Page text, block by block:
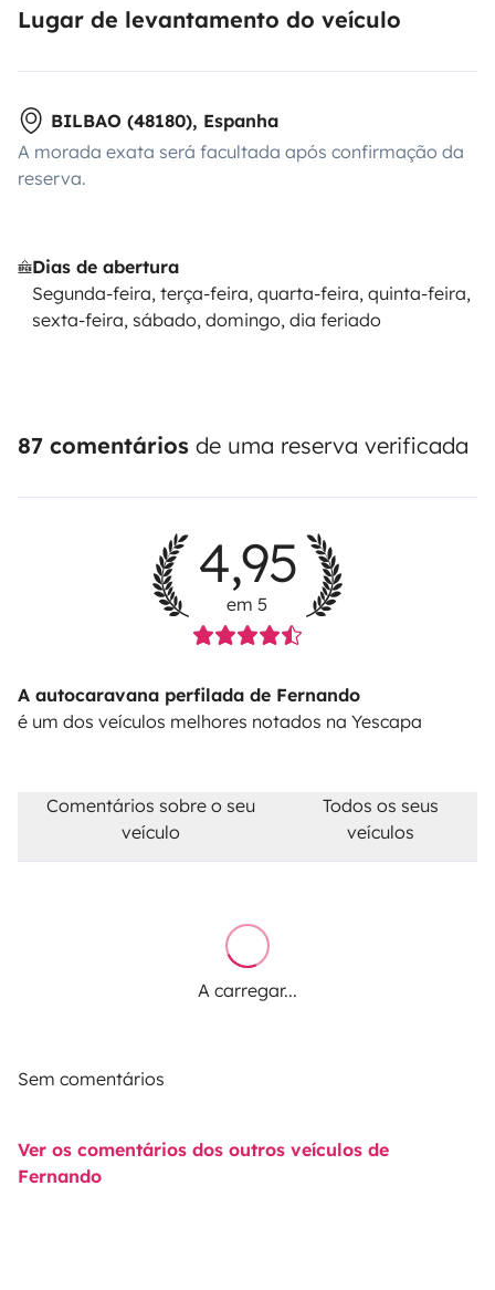
Lugar de levantamento do veículo
BILBAO (48180), Espanha
A morada exata será facultada após confirmação da
reserva.
Dias de abertura
Segunda-feira, terça-feira, quarta-feira, quinta-feira,
sexta-feira, sábado, domingo, dia feriado
87 comentários de uma reserva verificada
4,95
em 5
A autocaravana perfilada de Fernando
é um dos veículos melhores notados na Yescapa
Comentários sobre o seu
veículo
Todos os seus
veículos
A carregar...
Sem comentários
Ver os comentários dos outros veículos de
Fernando